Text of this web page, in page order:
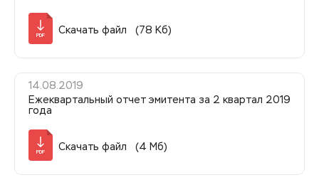
PDF
Скачать файл (78 Кб)
14.08.2019
Ежеквартальный отчет эмитента за 2 квартал 2019
года
PDF
Скачать файл (4 Мб)